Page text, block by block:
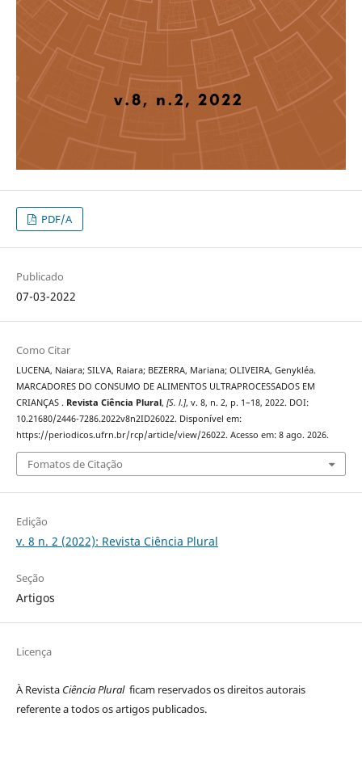
PDF/A
Publicado
07-03-2022
Como Citar
LUCENA, Naiara; SILVA, Raiara; BEZERRA, Mariana; OLIVEIRA, Genykléa.
MARCADORES DO CONSUMO DE ALIMENTOS ULTRAPROCESSADOS EM
CRIANÇAS . Revista Ciência Plural, [S. l.], v. 8, n. 2, p. 1–18, 2022. DOI:
10.21680/2446-7286.2022v8n2ID26022. Disponível em:
https://periodicos.ufrn.br/rcp/article/view/26022. Acesso em: 8 ago. 2026.
Fomatos de Citação
Edição
v. 8 n. 2 (2022): Revista Ciência Plural
Seção
Artigos
Licença
À Revista Ciência Plural ficam reservados os direitos autorais
referente a todos os artigos publicados.